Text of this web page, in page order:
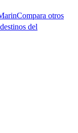
Compara otros
del